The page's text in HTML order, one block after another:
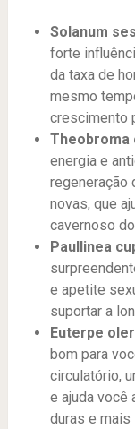
Solanum
forte
da taxa de
mesmo
crescimento
Theobroma
energia e
regeneração
novas, que
cavernoso
Paullinea
e apetite
suportar a
Euterpe
bom para
circulatório,
e ajuda você
duras e mais